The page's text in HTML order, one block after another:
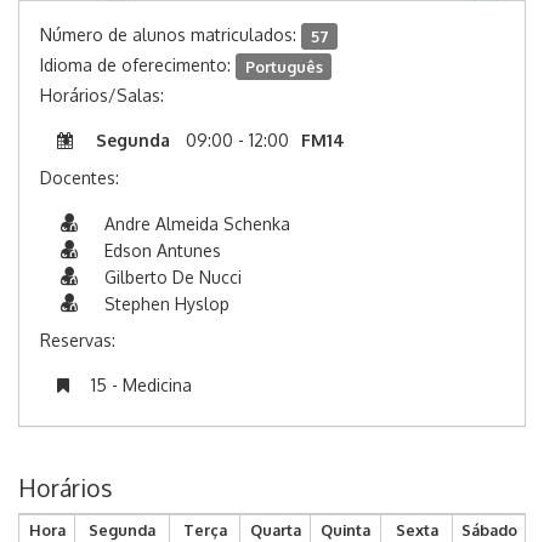
Número de alunos matriculados: 57
Idioma de oferecimento: Português
Horários/Salas:
Segunda 09:00 - 12:00
FM14
Docentes:
Andre Almeida Schenka
Edson Antunes
Gilberto De Nucci
Stephen Hyslop
Reservas:
15 - Medicina
Horários
Hora Segunda Terça Quarta Quinta Sexta
Sábado